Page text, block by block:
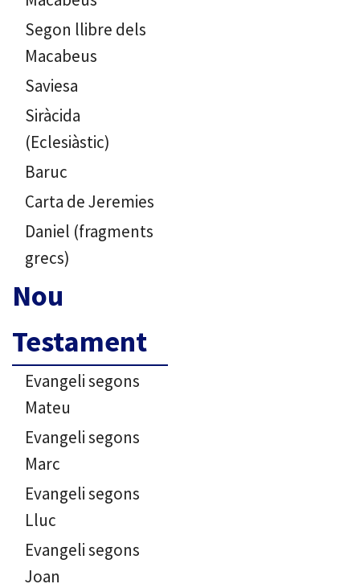
Segon llibre dels
Macabeus
Saviesa
Siràcida
(Eclesiàstic)
Baruc
Carta de Jeremies
Daniel (fragments
grecs)
Nou
Testament
Evangeli segons
Mateu
Evangeli segons
Marc
Evangeli segons
Lluc
Evangeli segons
Joan